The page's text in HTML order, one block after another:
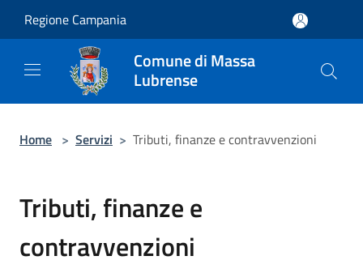
Regione Campania
Comune di Massa
Lubrense
Home > Servizi > Tributi, finanze e contravvenzioni
Tributi, finanze e
contravvenzioni